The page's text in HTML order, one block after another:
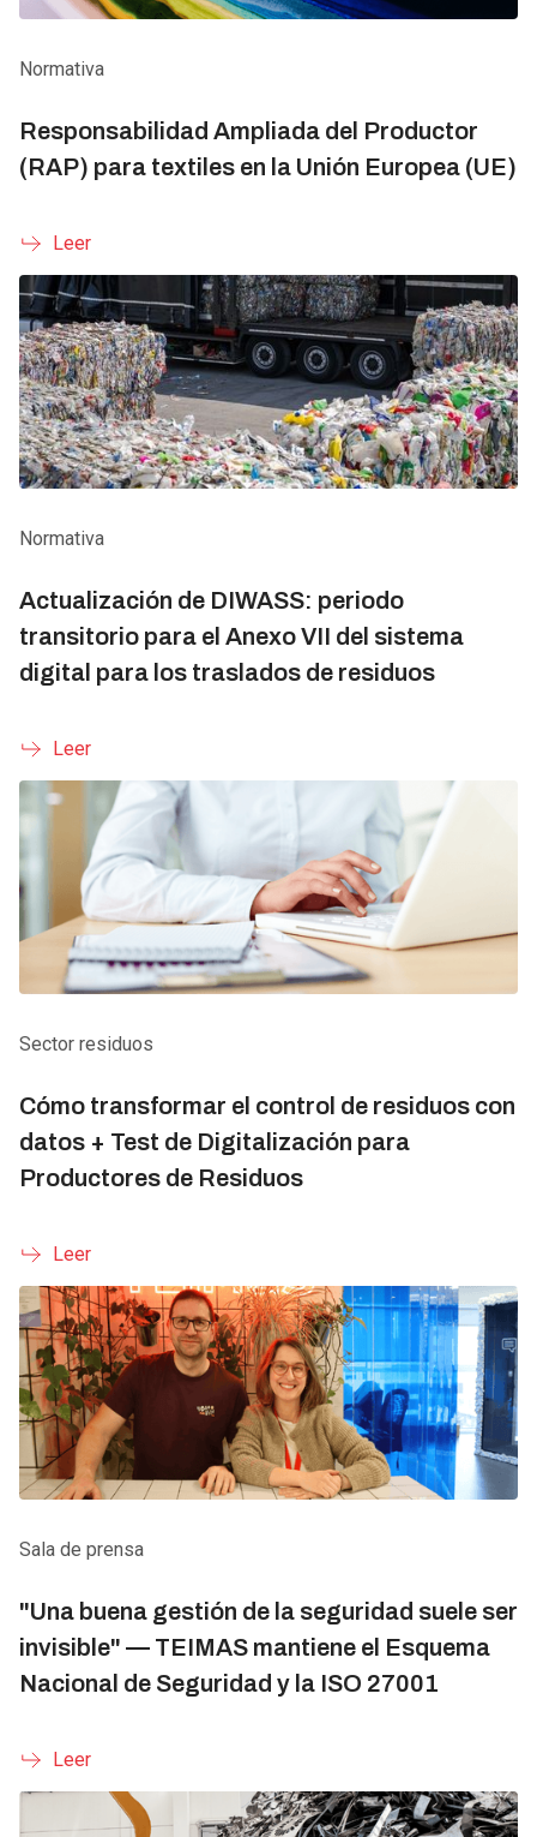
Normativa
Responsabilidad Ampliada del Productor
(RAP) para textiles en la Unión Europea (UE)
Leer
Normativa
Actualización de DIWASS: periodo
transitorio para el Anexo VII del sistema
digital para los traslados de residuos
Leer
Sector residuos
Cómo transformar el control de residuos con
datos + Test de Digitalización para
Productores de Residuos
Leer
Sala de prensa
"Una buena gestión de la seguridad suele ser
invisible" — TEIMAS mantiene el Esquema
Nacional de Seguridad y la ISO 27001
Leer